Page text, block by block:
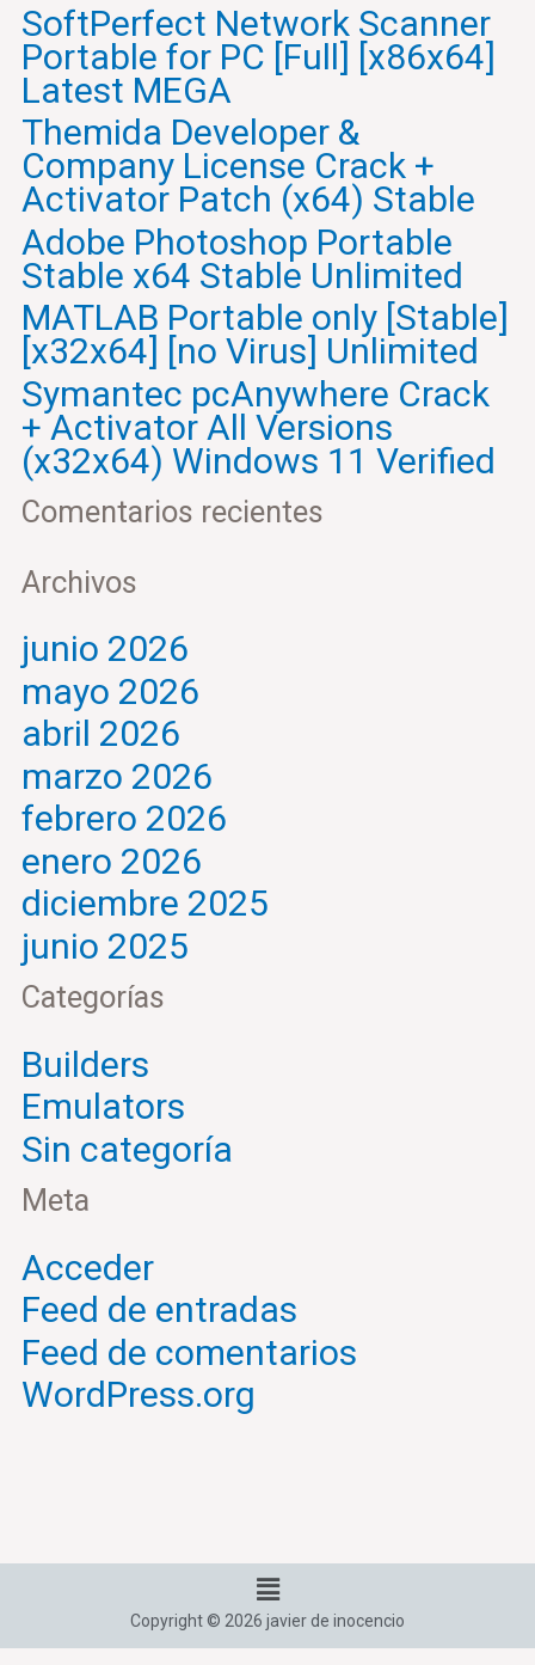
r
p
o
SoftPerfect Network Scanner
Portable for PC [Full] [x86x64]
Latest MEGA
Themida Developer &
Company License Crack +
Activator Patch (x64) Stable
Adobe Photoshop Portable
Stable x64 Stable Unlimited
MATLAB Portable only [Stable]
[x32x64] [no Virus] Unlimited
Symantec pcAnywhere Crack
+ Activator All Versions
(x32x64) Windows 11 Verified
Comentarios recientes
Archivos
junio 2026
mayo 2026
abril 2026
marzo 2026
febrero 2026
enero 2026
diciembre 2025
junio 2025
Categorías
Builders
Emulators
Sin categoría
Meta
Acceder
Feed de entradas
Feed de comentarios
WordPress.org
Menú
Copyright © 2026 javier de inocencio